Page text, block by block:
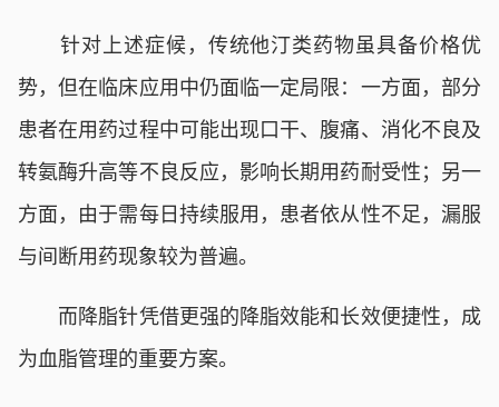
针对上述症候，传统他汀类药物虽具备价格优
势，但在临床应用中仍面临一定局限：一方面，部分
患者在用药过程中可能出现口干、腹痛、消化不良及
转氨酶升高等不良反应，影响长期用药耐受性；另一
方面，由于需每日持续服用，患者依从性不足，漏服
与间断用药现象较为普遍。
而降脂针凭借更强的降脂效能和长效便捷性，成
为血脂管理的重要方案。